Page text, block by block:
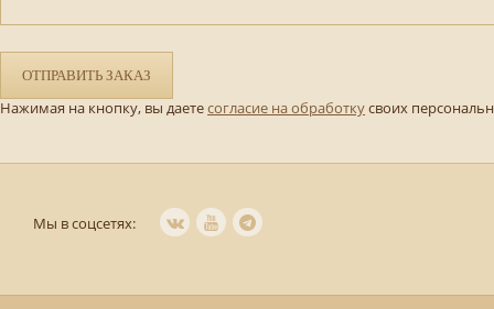
ОТПРАВИТЬ ЗАКАЗ
Нажимая на кнопку, вы даетесогласие на обработкусвоих
Мы в соцсетях: